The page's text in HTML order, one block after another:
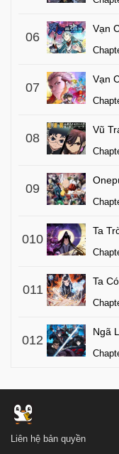
06
Vạn
07
Vạn
08
Vũ
09
010
Ta
011
Ta
012
Ngã
Liên hệ bản quyền